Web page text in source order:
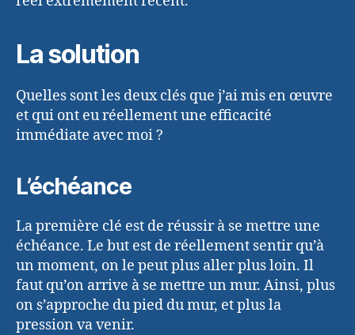
La solution
Quelles sont les deux clés que j’ai mis en œuvre
et qui ont eu réellement une efficacité
immédiate avec moi ?
L’échéance
La première clé est de réussir à se mettre une
échéance. Le but est de réellement sentir qu’à
un moment, on le peut plus aller plus loin. Il
faut qu’on arrive à se mettre un mur. Ainsi, plus
on s’approche du pied du mur, et plus la
pression va venir.